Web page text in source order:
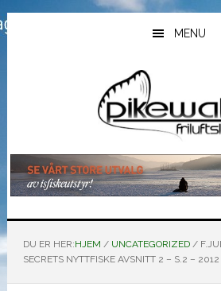
Hopp
til
Hopp
til
Hopp
til
MENU
DU ER HER:HJEM / UNCATEGORIZED /
SECRETS NYTTFISKE AVSNITT 2 – S.2 – 2012